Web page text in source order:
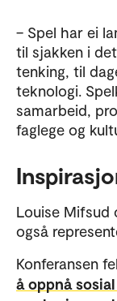
– Spel har ei
til sjakken i
tenking, til
teknologi.
samarbeid,
faglege og
Louise Mifsud
også
Konferansen
å oppnå